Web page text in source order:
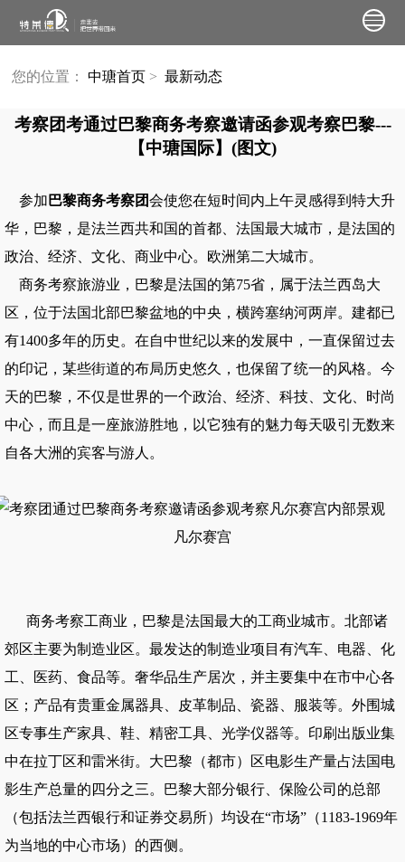
您的位置： 中瑭首页 > 最新动态
考察团考通过巴黎商务考察邀请函参观考察巴黎---
【中瑭国际】(图文)
参加 巴黎商务考察团会使您在短时间内上午灵感得到特大升
华，巴黎，是法兰西共和国的首都、法国最大城市，是法国的
政治、经济、文化、商业中心。欧洲第二大城市。
商务考察旅游业，巴黎是法国的第75省，属于法兰西岛大
区，位于法国北部巴黎盆地的中央，横跨塞纳河两岸。建都已
有1400多年的历史。在自中世纪以来的发展中，一直保留过去
的印记，某些街道的布局历史悠久，也保留了统一的风格。今
天的巴黎，不仅是世界的一个政治、经济、科技、文化、时尚
中心，而且是一座旅游胜地，以它独有的魅力每天吸引无数来
自各大洲的宾客与游人。
凡尔赛宫
商务考察工商业，巴黎是法国最大的工商业城市。北部诸
郊区主要为制造业区。最发达的制造业项目有汽车、电器、化
工、医药、食品等。奢华品生产居次，并主要集中在市中心各
区；产品有贵重金属器具、皮革制品、瓷器、服装等。外围城
区专事生产家具、鞋、精密工具、光学仪器等。印刷出版业集
中在拉丁区和雷米街。大巴黎（都市）区电影生产量占法国电
影生产总量的四分之三。巴黎大部分银行、保险公司的总部
（包括法兰西银行和证券交易所）均设在“市场”（1183-1969年
为当地的中心市场）的西侧。